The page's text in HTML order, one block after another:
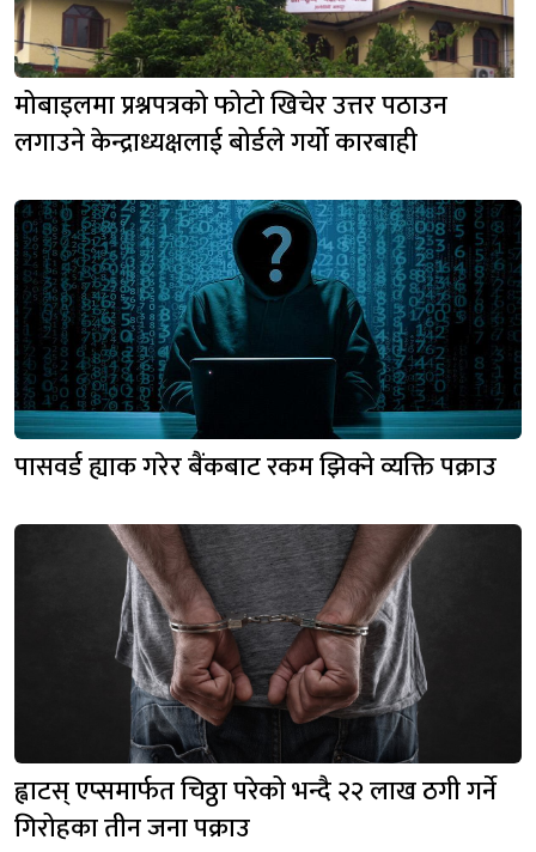
मोबाइलमा प्रश्नपत्रको फोटो खिचेर उत्तर पठाउन
लगाउने केन्द्राध्यक्षलाई बोर्डले गर्यो कारबाही
पासवर्ड ह्याक गरेर बैंकबाट रकम झिक्ने व्यक्ति पक्राउ
ह्वाटस् एप्समार्फत चिठ्ठा परेको भन्दै २२ लाख ठगी गर्ने
गिरोहका तीन जना पक्राउ